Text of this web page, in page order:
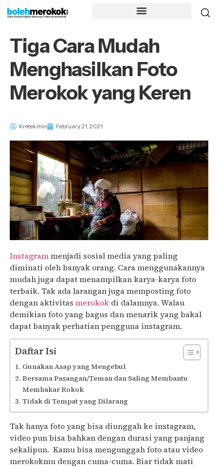
Tiga Cara Mudah
Menghasilkan Foto
Merokok yang Keren
Kretekmin February 21, 2021
Instagrammenjadi sosial media yang paling
diminati oleh banyak orang. Cara menggunakannya
mudah juga dapat menampilkan karya-karya foto
terbaik. Tak ada larangan juga memposting foto
dengan aktivitas merokok di dalamnya. Walau
demikian foto yang bagus dan menarik yang bakal
dapat banyak perhatian pengguna instagram.
Daftar Isi
Gunakan Asap yang Mengebul
Bersama Pasangan/Teman dan Saling Membantu
Membakar Rokok
Tidak di Tempat yang Dilarang
Tak hanya foto yang bisa diunggah ke instagram,
video pun bisa bahkan dengan durasi yang panjang
sekalipun. Kamu bisa mengunggah foto atau video
merokokmu dengan cuma-cuma. Biar tidak mati